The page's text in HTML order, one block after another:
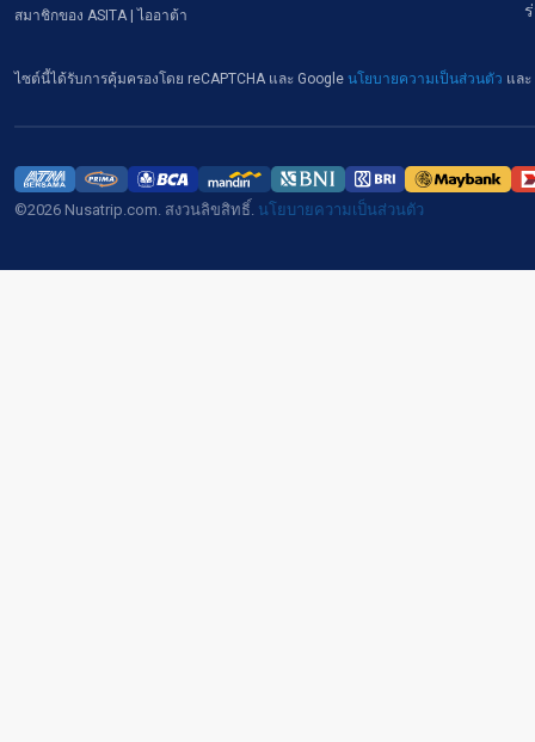
สมาชิกของ ASITA | ไออาต้า
ไซต์นี้ได้รับการคุ้มครองโดย reCAPTCHA และ Google นโยบายความเป็นส่วนตัว และ
©2026 Nusatrip.com. สงวนลิขสิทธิ์. นโยบายความเป็นส่วนตัว